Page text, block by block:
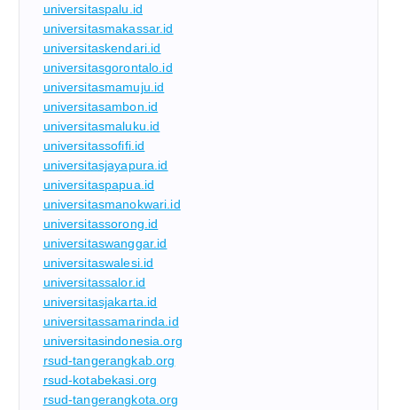
universitaspalu.id
universitasmakassar.id
universitaskendari.id
universitasgorontalo.id
universitasmamuju.id
universitasambon.id
universitasmaluku.id
universitassofifi.id
universitasjayapura.id
universitaspapua.id
universitasmanokwari.id
universitassorong.id
universitaswanggar.id
universitaswalesi.id
universitassalor.id
universitasjakarta.id
universitassamarinda.id
universitasindonesia.org
rsud-tangerangkab.org
rsud-kotabekasi.org
rsud-tangerangkota.org